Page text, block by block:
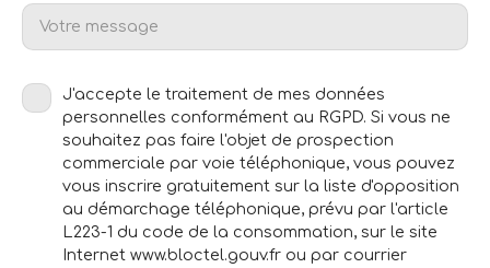
Votre message
J'accepte le traitement de mes données
personnelles conformément au RGPD. Si vous ne
souhaitez pas faire l'objet de prospection
commerciale par voie téléphonique, vous pouvez
vous inscrire gratuitement sur la liste d'opposition
au démarchage téléphonique, prévu par l'article
L223-1 du code de la consommation, sur le site
Internet www.bloctel.gouv.fr ou par courrier